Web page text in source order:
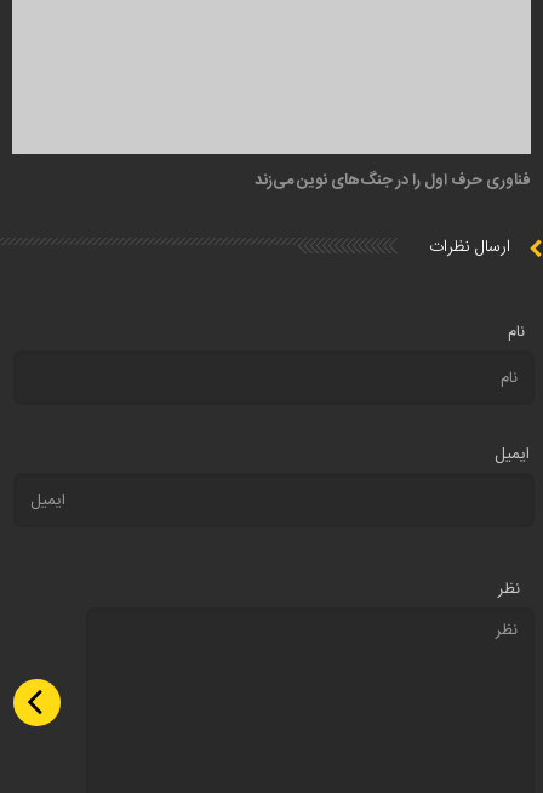
فناوری حرف اول را در جنگ‌های نوین می‌زند
ارسال نظرات
نام
ایمیل
نظر